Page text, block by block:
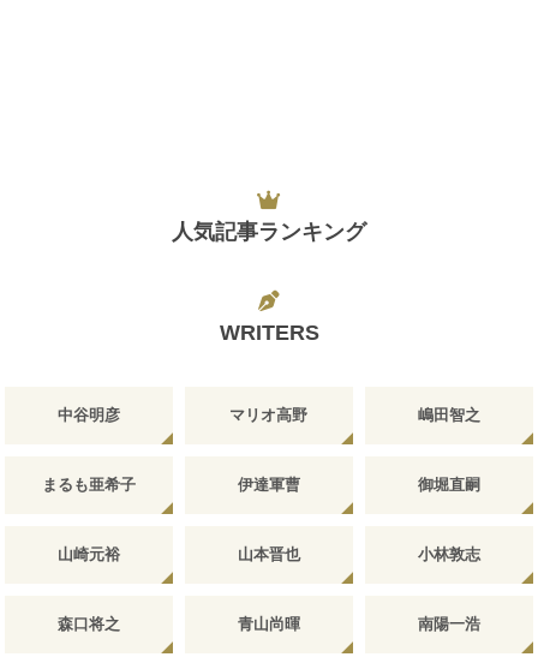
人気記事ランキング
WRITERS
中谷明彦 マリオ高野 嶋田智之
まるも亜希子 伊達軍曹 御堀直嗣
山崎元裕 山本晋也 小林敦志
森口将之 青山尚暉 南陽一浩